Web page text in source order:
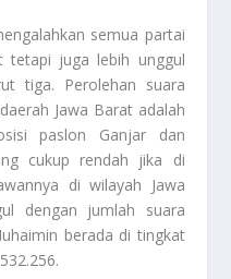
semua partai
tetapi juga lebih unggul
tiga. Perolehan suara
Jawa Barat adalah
paslon Ganjar dan
cukup rendah jika di
di wilayah Jawa
dengan jumlah suara
berada di tingkat